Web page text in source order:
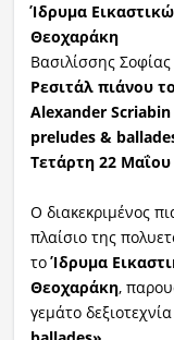
Ίδρυμα
Θεοχαράκη
Βασιλίσσης
Ρεσιτάλ πιάνου
Alexander
preludes &
Τετάρτη 22 Μαΐου
Ο διακεκριμένος
πλαίσιο της
τοΊδρυμα
Θεοχαράκη,
γεμάτο